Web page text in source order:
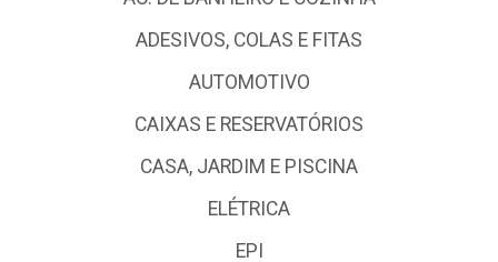
ADESIVOS, COLAS E FITAS
AUTOMOTIVO
CAIXAS E RESERVATÓRIOS
CASA, JARDIM E PISCINA
ELÉTRICA
EPI